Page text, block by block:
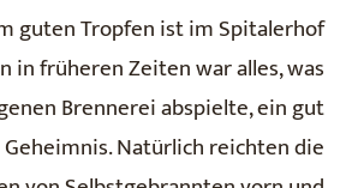
guten Tropfen ist im Spitalerhof
in früheren Zeiten war alles, was
Brennerei abspielte, ein gut
Natürlich reichten die